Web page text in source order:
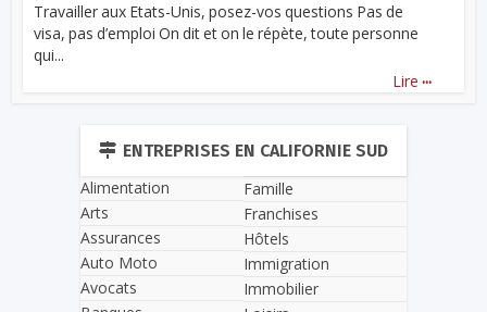
Travailler aux Etats-Unis, posez-vos questions Pas de
visa, pas d’emploi On dit et on le répète, toute personne
qui...
Lire ...
ENTREPRISES EN CALIFORNIE SUD
Alimentation
Arts
Assurances
Auto Moto
Avocats
Famille
Franchises
Hôtels
Immigration
Immobilier